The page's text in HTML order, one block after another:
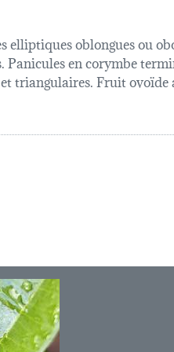
oblongues ou
en corymbe
triangulaires. Fruit ovoïde